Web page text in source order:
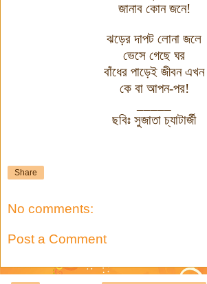
জানাব কোন জনে!
ঝড়ের দাপট লোনা জলে
ভেসে গেছে ঘর
বাঁধের পাড়েই জীবন এখন
কে বা আপন-পর!
ছবিঃ সুজাতা চ্যাটার্জী
Share
No comments:
Post a Comment